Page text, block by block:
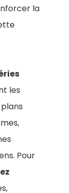
la
les
Pour